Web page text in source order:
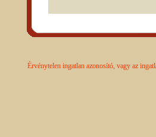
Érvénytelen ingatlan azonosító, vagy az